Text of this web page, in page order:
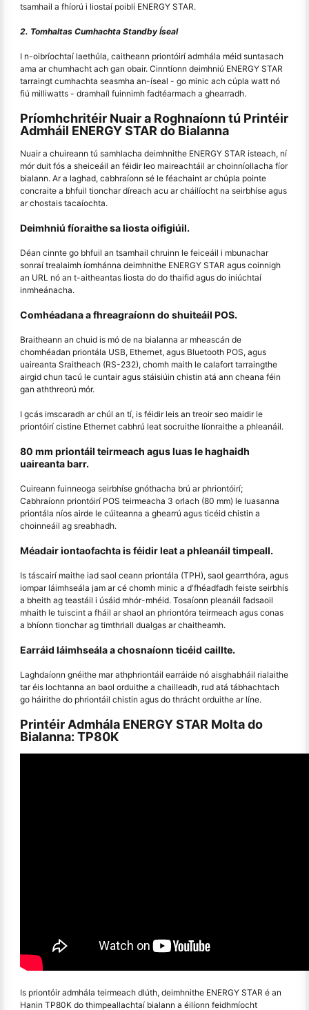
tsamhail a fhíorú i liostaí poiblí ENERGY STAR.
2. Tomhaltas Cumhachta Standby Íseal
I n-oibríochtaí laethúla, caitheann priontóirí admhála méid suntasach
ama ar chumhacht ach gan obair. Cinntíonn deimhniú ENERGY STAR
tarraingt cumhachta seasmha an-íseal - go minic ach cúpla watt nó
fiú milliwatts - dramhaíl fuinnimh fadtéarmach a ghearradh.
Príomhchritéir Nuair a Roghnaíonn tú Printéir
Admháil ENERGY STAR do Bialanna
Nuair a chuireann tú samhlacha deimhnithe ENERGY STAR isteach, ní
mór duit fós a sheiceáil an féidir leo maireachtáil ar choinníollacha fíor
bialann. Ar a laghad, cabhraíonn sé le féachaint ar chúpla pointe
concraite a bhfuil tionchar díreach acu ar cháilíocht na seirbhíse agus
ar chostais tacaíochta.
Deimhniú fíoraithe sa liosta oifigiúil.
Déan cinnte go bhfuil an tsamhail chruinn le feiceáil i mbunachar
sonraí trealaimh íomhánna deimhnithe ENERGY STAR agus coinnigh
an URL nó an t-aitheantas liosta do do thaifid agus do iniúchtaí
inmheánacha.
Comhéadana a fhreagraíonn do shuiteáil POS.
Braitheann an chuid is mó de na bialanna ar mheascán de
chomhéadan priontála USB, Ethernet, agus Bluetooth POS, agus
uaireanta Sraitheach (RS-232), chomh maith le calafort tarraingthe
airgid chun tacú le cuntair agus stáisiúin chistin atá ann cheana féin
gan aththreorú mór.
I gcás imscaradh ar chúl an tí, is féidir leis an treoir seo maidir le
priontóirí cistine Ethernet cabhrú leat socruithe líonraithe a phleanáil.
80 mm priontáil teirmeach agus luas le haghaidh
uaireanta barr.
Cuireann fuinneoga seirbhíse gnóthacha brú ar phriontóirí;
Cabhraíonn priontóirí POS teirmeacha 3 orlach (80 mm) le luasanna
priontála níos airde le cúiteanna a ghearrú agus ticéid chistin a
choinneáil ag sreabhadh.
Méadair iontaofachta is féidir leat a phleanáil timpeall.
Is táscairí maithe iad saol ceann priontála (TPH), saol gearrthóra, agus
iompar láimhseála jam ar cé chomh minic a d'fhéadfadh feiste seirbhís
a bheith ag teastáil i úsáid mhór-mhéid. Tosaíonn pleanáil fadsaoil
mhaith le tuiscint a fháil ar shaol an phriontóra teirmeach agus conas
a bhíonn tionchar ag timthriall dualgas ar chaitheamh.
Earráid láimhseála a chosnaíonn ticéid caillte.
Laghdaíonn gnéithe mar athphriontáil earráide nó aisghabháil rialaithe
tar éis lochtanna an baol orduithe a chailleadh, rud atá tábhachtach
go háirithe do phriontáil chistin agus do thrácht orduithe ar líne.
Printéir Admhála ENERGY STAR Molta do
Bialanna: TP80K
Is priontóir admhála teirmeach dlúth, deimhnithe ENERGY STAR é an
Hanin TP80K do thimpeallachtaí bialann a éilíonn feidhmíocht